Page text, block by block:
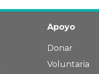
Apoyo
Donar
Voluntaria